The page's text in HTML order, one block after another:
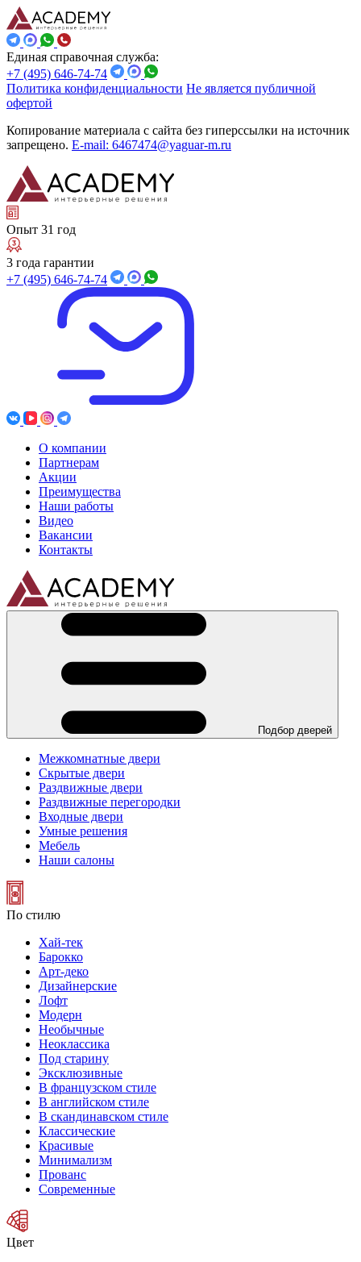
Единая справочная служба:
+7 (495) 646-74-74
Политика конфиденциальности Не является публичной
офертой
Копирование материала с сайта без гиперссылки на источник
запрещено. E-mail: 6467474@yaguar-m.ru
Опыт 31 год
3 года гарантии
+7 (495) 646-74-74
О компании
Партнерам
Акции
Преимущества
Наши работы
Видео
Вакансии
Контакты
Подбор дверей
Межкомнатные двери
Скрытые двери
Раздвижные двери
Раздвижные перегородки
Входные двери
Умные решения
Мебель
Наши салоны
По стилю
Хай-тек
Барокко
Арт-деко
Дизайнерские
Лофт
Модерн
Необычные
Неоклассика
Под старину
Эксклюзивные
В французском стиле
В английском стиле
В скандинавском стиле
Классические
Красивые
Минимализм
Прованс
Современные
Цвет